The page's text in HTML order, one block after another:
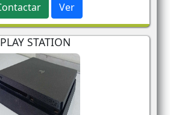
Ver
PLAY STATION